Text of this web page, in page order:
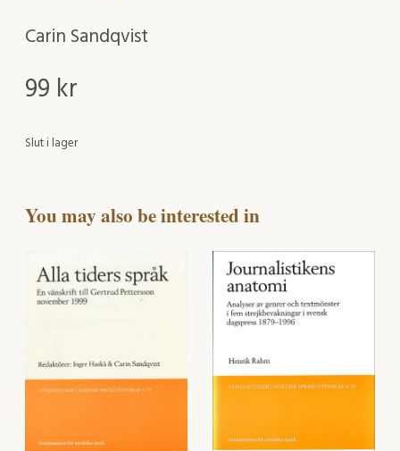
Carin Sandqvist
99 kr
Slut i lager
You may also be interested in